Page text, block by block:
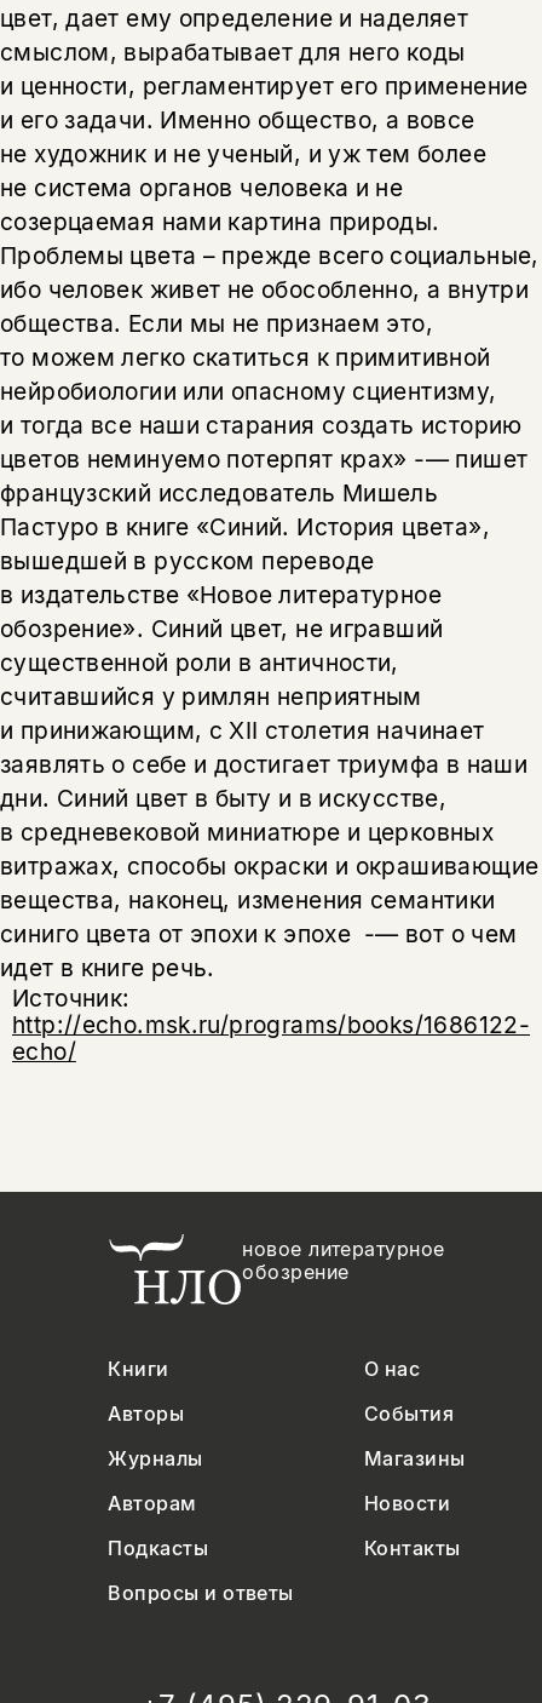
цвет, дает ему определение и наделяет
смыслом, вырабатывает для него коды
и ценности, регламентирует его применение
и его задачи. Именно общество, а вовсе
не художник и не ученый, и уж тем более
не система органов человека и не
созерцаемая нами картина природы.
Проблемы цвета – прежде всего социальные,
ибо человек живет не обособленно, а внутри
общества. Если мы не признаем это,
то можем легко скатиться к примитивной
нейробиологии или опасному сциентизму,
и тогда все наши старания создать историю
цветов неминуемо потерпят крах» -— пишет
французский исследователь Мишель
Пастуро в книге «Синий. История цвета»,
вышедшей в русском переводе
в издательстве «Новое литературное
обозрение». Синий цвет, не игравший
существенной роли в античности,
считавшийся у римлян неприятным
и принижающим, с XII столетия начинает
заявлять о себе и достигает триумфа в наши
дни. Синий цвет в быту и в искусстве,
в средневековой миниатюре и церковных
витражах, способы окраски и окрашивающие
вещества, наконец, изменения семантики
синиго цвета от эпохи к эпохе -— вот о чем
идет в книге речь.
Источник:
http://echo.msk.ru/programs/books/1686122-
echo/
новое литературное
обозрение
Книги
О нас
Авторы
События
Журналы
Магазины
Авторам
Новости
Подкасты
Контакты
Вопросы и ответы
Я соглашаюсь сПолитикой конфиденциальности
подписаться
Я соглашаюсь с Политикой конфиденциальности
подписаться
Скажите, пожалуйста,
вам уже исполнилось 18 лет?
да
нет, вернуться назад